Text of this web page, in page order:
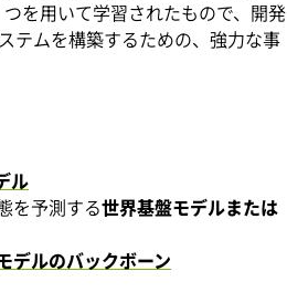
を用いて学習されたもので、開発
テムを構築するための、強力な事
ル
を予測する世界基盤モデルまたは
デルのバックボーン